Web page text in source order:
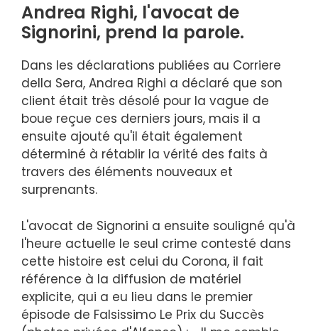
Andrea Righi, l'avocat de
Signorini, prend la parole.
Dans les déclarations publiées au Corriere
della Sera, Andrea Righi a déclaré que son
client était très désolé pour la vague de
boue reçue ces derniers jours, mais il a
ensuite ajouté qu'il était également
déterminé à rétablir la vérité des faits à
travers des éléments nouveaux et
surprenants.
L'avocat de Signorini a ensuite souligné qu'à
l'heure actuelle le seul crime contesté dans
cette histoire est celui du Corona, il fait
référence à la diffusion de matériel
explicite, qui a eu lieu dans le premier
épisode de Falsissimo Le Prix du Succès